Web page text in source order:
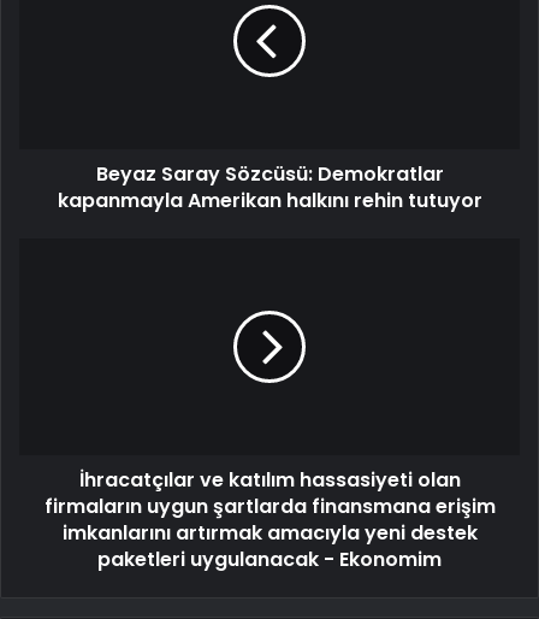
Beyaz Saray Sözcüsü: Demokratlar
kapanmayla Amerikan halkını rehin tutuyor
İhracatçılar ve katılım hassasiyeti olan
firmaların uygun şartlarda finansmana erişim
imkanlarını artırmak amacıyla yeni destek
paketleri uygulanacak - Ekonomim